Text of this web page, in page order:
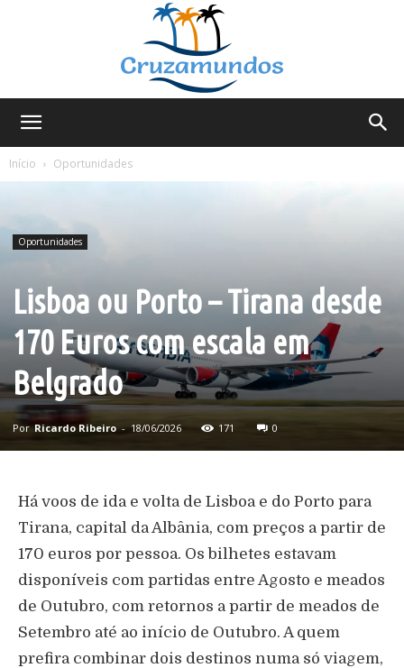
Início
Oportunidades
Oportunidades
Lisboa ou Porto – Tirana desde
170 Euros com escala em
Belgrado
Por Ricardo Ribeiro - 18/06/2026 171 0
Há voos de ida e volta de Lisboa e do Porto para
Tirana, capital da Albânia, com preços a partir de
170 euros por pessoa. Os bilhetes estavam
disponíveis com partidas entre Agosto e meados
de Outubro, com retornos a partir de meados de
Setembro até ao início de Outubro. A quem
prefira combinar dois destinos numa só viagem,